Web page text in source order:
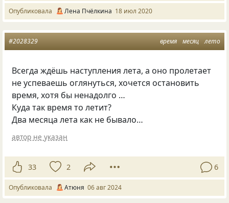
Опубликовала Лена Пчёлкина 18 июл 2020
время месяц лето
#2028329
Всегда ждёшь наступления лета, а оно пролетает
не успеваешь оглянуться, хочется остановить
время, хотя бы ненадолго …
Куда так время то летит?
Два месяца лета как не бывало…
автор не указан
33 2 6
Опубликовала Атюня 06 авг 2024